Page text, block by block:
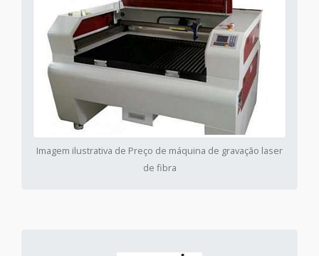
Imagem ilustrativa de Preço de máquina de gravação laser
de fibra